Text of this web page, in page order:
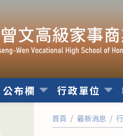
公布欄 行政單位
首頁 / 最新消息 /